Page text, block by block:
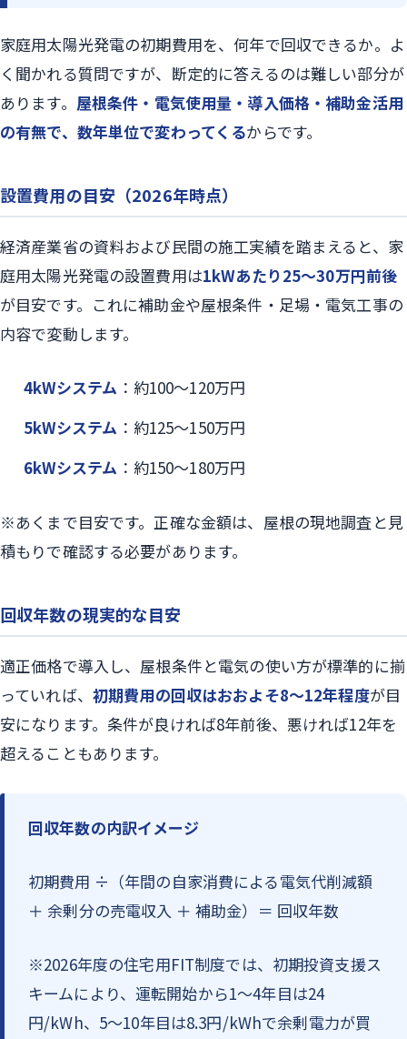
家庭用太陽光発電の初期費用を、何年で回収できるか。よ
く聞かれる質問ですが、断定的に答えるのは難しい部分が
あります。 屋根条件・電気使用量・導入価格・補助金活用
の有無で、数年単位で変わってくるからです。
設置費用の目安（2026年時点）
経済産業省の資料および民間の施工実績を踏まえると、家
庭用太陽光発電の設置費用は1kWあたり25〜30万円前後
が目安です。これに補助金や屋根条件・足場・電気工事の
内容で変動します。
4kWシステム ：約100〜120万円
5kWシステム ：約125〜150万円
6kWシステム ：約150〜180万円
※あくまで目安です。正確な金額は、屋根の現地調査と見
積もりで確認する必要があります。
回収年数の現実的な目安
適正価格で導入し、屋根条件と電気の使い方が標準的に揃
っていれば、 初期費用の回収はおおよそ8〜12年程度が目
安になります。条件が良ければ8年前後、悪ければ12年を
超えることもあります。
回収年数の内訳イメージ
初期費用 ÷（年間の自家消費による電気代削減額
＋ 余剰分の売電収入 ＋ 補助金）＝ 回収年数
※2026年度の住宅用FIT制度では、初期投資支援ス
キームにより、運転開始から1〜4年目は24
円/kWh、5〜10年目は8.3円/kWhで余剰電力が買